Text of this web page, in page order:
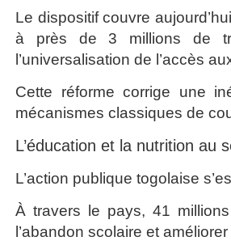
Le dispositif couvre
à près de 3 millions de
l’universalisation de l’accès
Cette réforme corrige une
mécanismes classiques de
L’éducation et la nutrition au
L’action publique togolaise
À travers le pays, 41
l’abandon scolaire et